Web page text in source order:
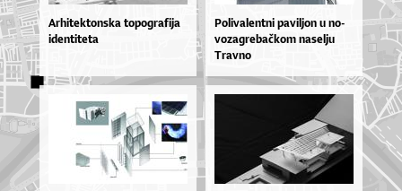
Arhitektonska topografija
identiteta
Po­li­va­len­tni pa­vil­jon u no­
vo­za­gre­ba­čkom na­sel­ju
Trav­no